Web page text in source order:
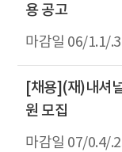
용 공고
06/1.1/
[채용](재)내셔
원 모집
07/0.4/